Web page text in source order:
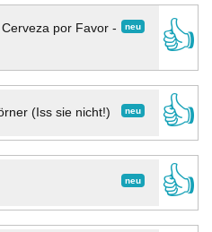
neu
Cerveza por Favor -
👍
neu
(Iss sie nicht!)
👍
neu
👍